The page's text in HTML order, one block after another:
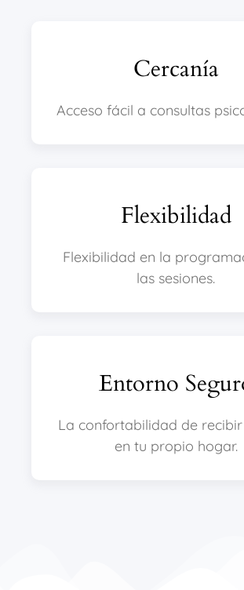
Cercanía
Acceso fácil a consultas
Flexibilidad
Flexibilidad en la
las sesiones.
Entorno
La confortabilidad de
en tu propio hogar.